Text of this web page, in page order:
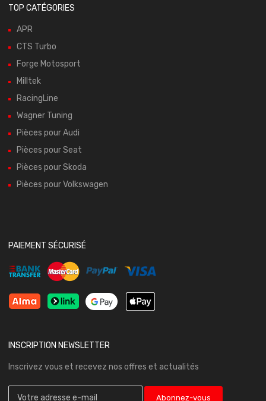
TOP CATÉGORIES
APR
CTS Turbo
Forge Motosport
Milltek
RacingLine
Wagner Tuning
Pièces pour Audi
Pièces pour Seat
Pièces pour Skoda
Pièces pour Volkswagen
PAIEMENT SÉCURISÉ
INSCRIPTION NEWSLETTER
Inscrivez vous et recevez nos offres et actualités